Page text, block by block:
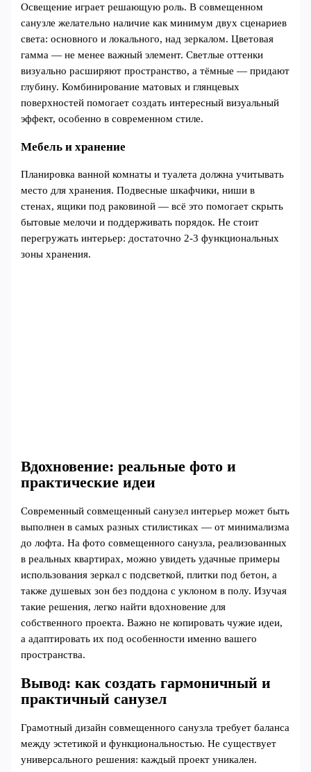
Освещение играет решающую роль. В совмещенном
санузле желательно наличие как минимум двух сценариев
света: основного и локального, над зеркалом. Цветовая
гамма — не менее важный элемент. Светлые оттенки
визуально расширяют пространство, а тёмные — придают
глубину. Комбинирование матовых и глянцевых
поверхностей помогает создать интересный визуальный
эффект, особенно в современном стиле.
Мебель и хранение
Планировка ванной комнаты и туалета должна учитывать
место для хранения. Подвесные шкафчики, ниши в
стенах, ящики под раковиной — всё это помогает скрыть
бытовые мелочи и поддерживать порядок. Не стоит
перегружать интерьер: достаточно 2-3 функциональных
зоны хранения.
Вдохновение: реальные фото и
практические идеи
Современный совмещенный санузел интерьер может быть
выполнен в самых разных стилистиках — от минимализма
до лофта. На фото совмещенного санузла, реализованных
в реальных квартирах, можно увидеть удачные примеры
использования зеркал с подсветкой, плитки под бетон, а
также душевых зон без поддона с уклоном в полу. Изучая
такие решения, легко найти вдохновение для
собственного проекта. Важно не копировать чужие идеи,
а адаптировать их под особенности именно вашего
пространства.
Вывод: как создать гармоничный и
практичный санузел
Грамотный дизайн совмещенного санузла требует баланса
между эстетикой и функциональностью. Не существует
универсального решения: каждый проект уникален.